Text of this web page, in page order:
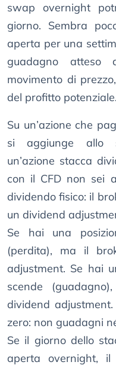
swap overnight
giorno. Sembra
aperta per una
guadagno
movimento di
del profitto potenziale.
Su un’azione che
si aggiunge allo
un’azione stacca
con il CFD non sei
dividendo fisico: il
un dividend
Se hai una
(perdita), ma il
adjustment. Se hai
scende
dividend
zero: non guadagni
Se il giorno dello
aperta overnight, il